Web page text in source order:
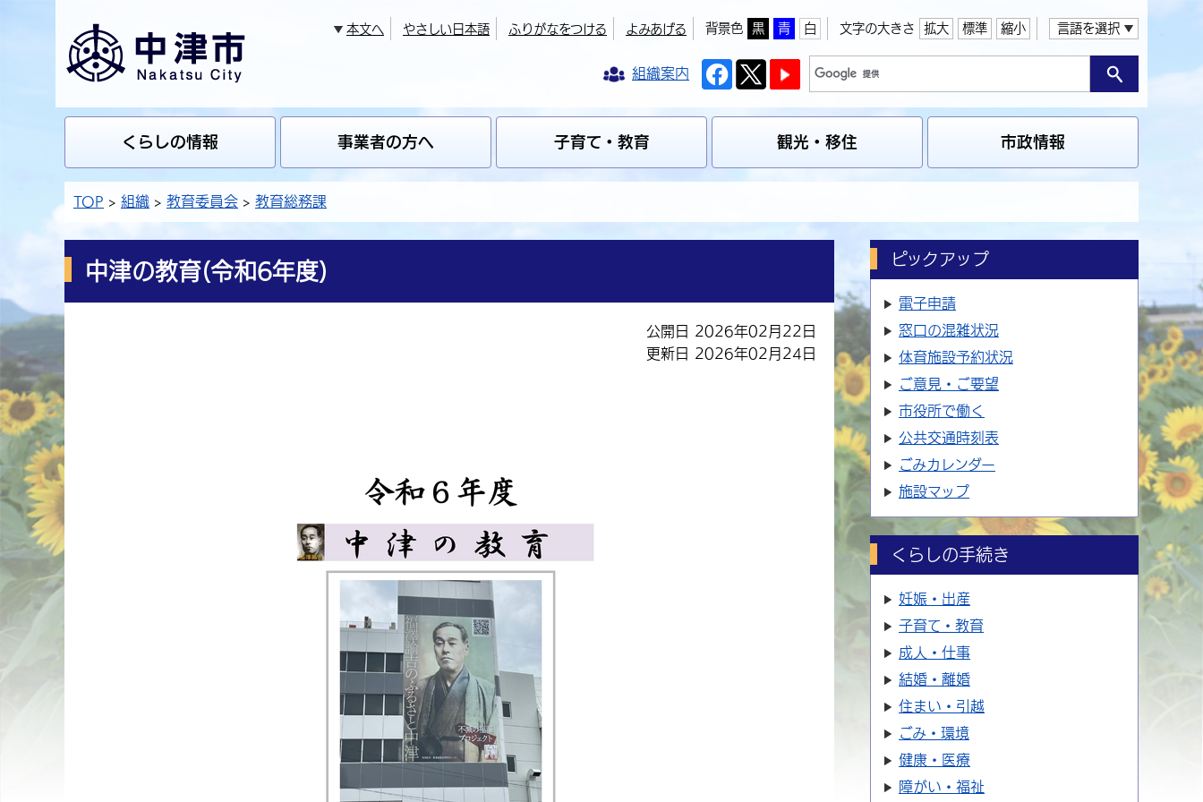
本文へ やさしい日本語 ふりがなをつける よみあげる 背景色 黒 青 白 文字の大きさ 拡大 標準 縮小 言語を選択
組織案内
くらしの情報 事業者の方へ 子育て・教育 観光・移住 市政情報
TOP 組織 教育委員会 教育総務課
中津の教育(令和6年度)
公開日 2026年02月22日
更新日 2026年02月24日
ピックアップ
電子申請
窓口の混雑状況
体育施設予約状況
ご意見・ご要望
市役所で働く
公共交通時刻表
ごみカレンダー
施設マップ
くらしの手続き
妊娠・出産
子育て・教育
成人・仕事
結婚・離婚
住まい・引越
ごみ・環境
健康・医療
障がい・福祉